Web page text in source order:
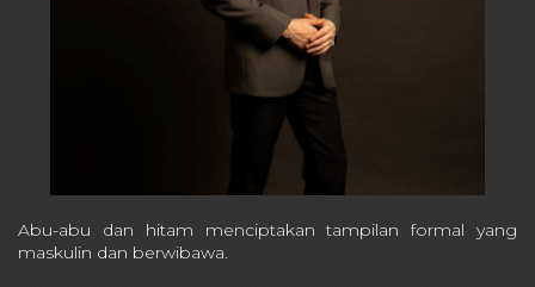
Abu-abu dan hitam menciptakan tampilan formal yang
maskulin dan berwibawa.